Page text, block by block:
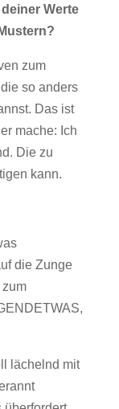
Werte
zum
so anders
Das ist
mache: Ich
Die zu
kann.
die Zunge
lächelnd mit